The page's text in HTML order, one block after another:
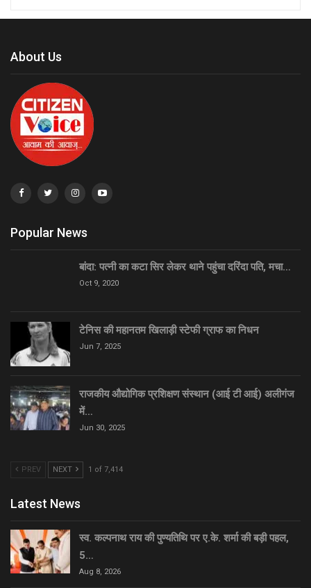
About Us
Popular News
बांदा: पत्नी का कटा सिर लेकर थाने पहुंचा दरिंदा पति, मचा…
Oct 9, 2020
टेनिस की महानतम खिलाड़ी स्टेफी ग्राफ का निधन
Jun 7, 2025
राजकीय औद्योगिक प्रशिक्षण संस्थान (आई टी आई) अलीगंज
में…
Jun 30, 2025
PREV NEXT 1 of 7,414
Latest News
स्व. कल्पनाथ राय की पुण्यतिथि पर ए.के. शर्मा की बड़ी पहल,
5…
Aug 8, 2026